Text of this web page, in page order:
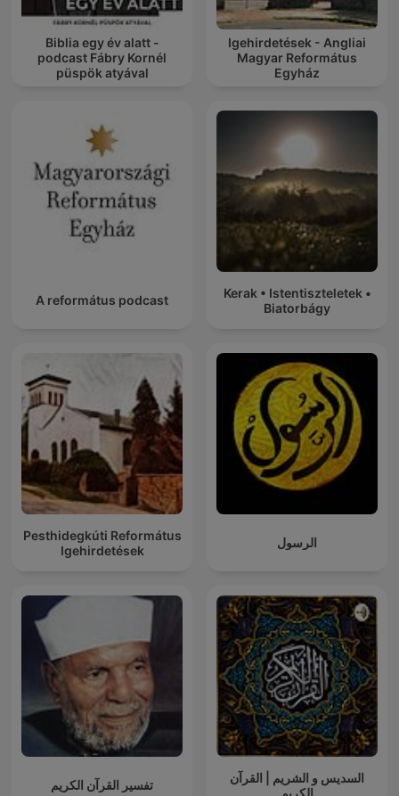
Biblia egy év alatt -
podcast Fábry Kornél
püspök atyával
Igehirdetések - Angliai
Magyar Református
Egyház
A református podcast
Kerak • Istentiszteletek •
Biatorbágy
Pesthidegkúti Református
Igehirdetések
الرسول
تفسير القرآن الكريم
السديس و الشريم | القرآن
الكريم